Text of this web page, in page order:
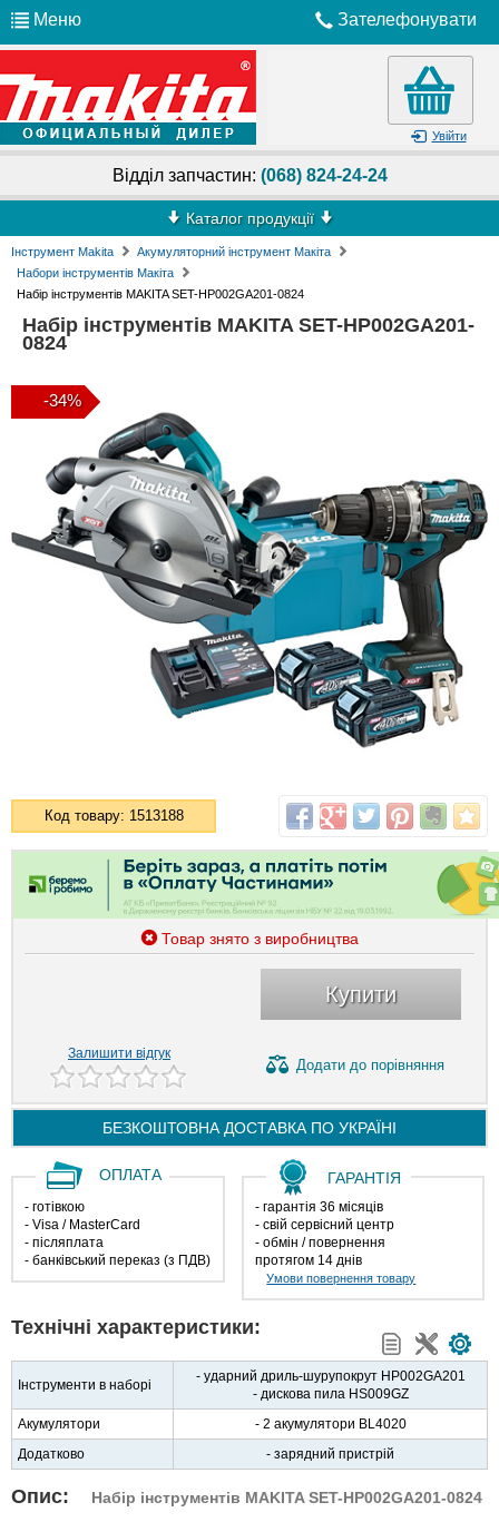
Меню Зателефонувати
Увійти
Відділ запчастин: (068) 824-24-24
Каталог продукції
Інструмент Makita
Акумуляторний інструмент Макіта
Набори інструментів Макіта
Набір інструментів MAKITA SET-HP002GA201-0824
Набір інструментів MAKITA SET-HP002GA201-
0824
-34%
Код товару: 1513188
Товар знято з виробництва
Купити
Залишити відгук
Додати до порівняння
БЕЗКОШТОВНА ДОСТАВКА ПО УКРАЇНІ
ОПЛАТА
- готівкою
- Visa / MasterCard
- післяплата
- банківський переказ (з ПДВ)
ГАРАНТІЯ
- гарантія 36 місяців
- свій сервісний центр
- обмін / повернення
протягом 14 днів
Умови повернення товару
Технічні характеристики:
Інструменти в наборі
- ударний дриль-шурупокрут HP002GA201
- дискова пила HS009GZ
Акумулятори
- 2 акумулятори BL4020
Додатково
- зарядний пристрій
Опис: Набір інструментів MAKITA SET-HP002GA201-0824